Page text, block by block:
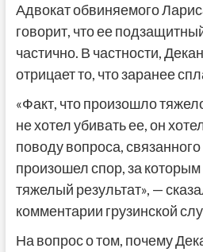
Адвокат обвиняемого
говорит, что ее
частично. В частности,
отрицает то, что заранее
«Факт, что произошло
не хотел убивать ее, он
поводу вопроса,
произошел спор, за
тяжелый результат», —
комментарии грузинской
На вопрос о том, почему